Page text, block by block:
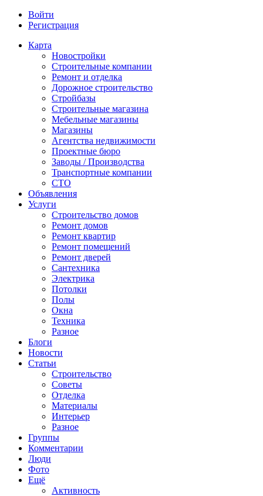
Войти
Регистрация
Карта
Новостройки
Строительные компании
Ремонт и отделка
Дорожное строительство
Стройбазы
Строительные магазина
Мебельные магазины
Магазины
Агентства недвижимости
Проектные бюро
Заводы / Производства
Транспортные компании
СТО
Объявления
Услуги
Строительство домов
Ремонт домов
Ремонт квартир
Ремонт помещений
Ремонт дверей
Сантехника
Электрика
Потолки
Полы
Окна
Техника
Разное
Блоги
Новости
Статьи
Строительство
Советы
Отделка
Материалы
Интерьер
Разное
Группы
Комментарии
Люди
Фото
Ещё
Активность